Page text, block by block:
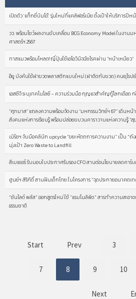
เปิดตัว 'แท็กซี่บินได้' รุ่นใหม่ที่แคลิฟอร์เนีย ตั้งเป้าให้บริการปีห
วว. พร้อมโชว์ผลงานขับเคลื่อน BCG Economy Model ในงาน
ศาสตร์ฯ 2567
ทาสแมวพร้อมโหลด! ญี่ปุ่นใช้เอไอวินิจฉัยโรคผ่าน “หน้าเหมียว”
อียู บังคับใช้ฝาขวดพลาสติกแบบใหม่ (ฝาติดกับขวด) คนยุโรป
เอสซีจี ระบุเทคโนโลยี - ความร่วมมือ กุญแจสำคัญกู้โลกเดือด ก่
“ศุภมาส” แถลงความพร้อมจัดงาน “มหกรรมวิทย์ฯ 67” เดินห
สังคมแห่งการเรียนรู้ พร้อมปล่อยขบวนคาราวานแห่งความรู้ “
เมิร์ซฯ จับมือคลินิก upcycle "ขยะหัตถการความงาม" เป็น "ถั
มุ่งเป้า Zero Waste to Landfill
สีเบเยอร์ รับมอบใบประกาศรับรอง CFO สานต่อนโยบายลดคา
ศูนย์ฯ สิริกิติ์ สานฝันเด็กไทย ในโครงการ "จุดประกายอนาคตเ
"ซันไลต์ พลัส" ออกสูตรใหม่ ใช้ "แรมโนลิพิด" สารทำความสะอา
ธรรมชาติ
Start Prev 3
7 8 9 10
Next